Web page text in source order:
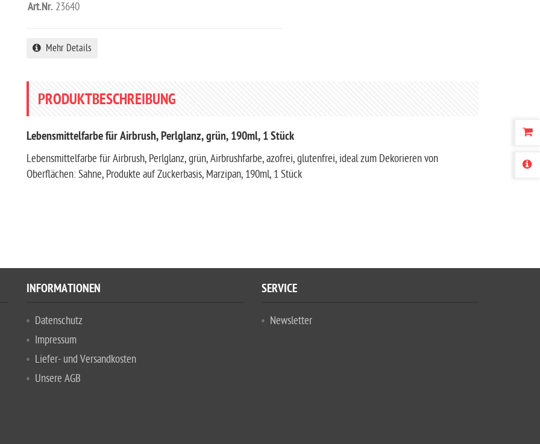
Art.Nr. 23640
Mehr Details
PRODUKTBESCHREIBUNG
Lebensmittelfarbe für Airbrush, Perlglanz, grün, 190ml, 1 Stück
Lebensmittelfarbe für Airbrush, Perlglanz, grün, Airbrushfarbe, azofrei, glutenfrei, ideal zum Dekorieren von
Oberflächen: Sahne, Produkte auf Zuckerbasis, Marzipan, 190ml, 1 Stück
INFORMATIONEN
Datenschutz
Impressum
Liefer- und Versandkosten
Unsere AGB
SERVICE
Newsletter